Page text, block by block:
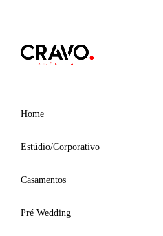
Home
Estúdio/Corporativo
Casamentos
Pré Wedding